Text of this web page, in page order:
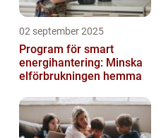
02 september 2025
Program för smart
energihantering: Minska
elförbrukningen hemma